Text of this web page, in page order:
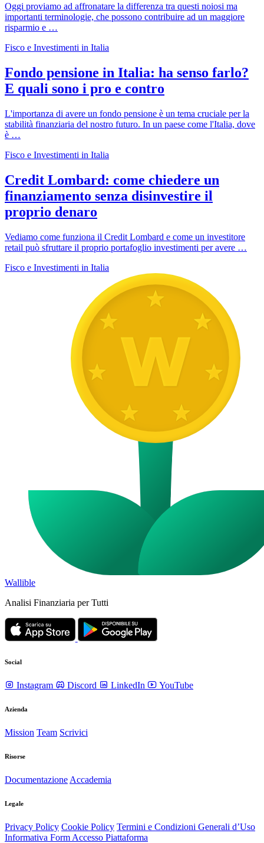
Oggi proviamo ad affronatare la differenza tra questi noiosi ma
importanti terminologie, che possono contribuire ad un maggiore
risparmio e …
Fisco e Investimenti in Italia
Fondo pensione in Italia: ha senso farlo?
E quali sono i pro e contro
L'importanza di avere un fondo pensione è un tema cruciale per la
stabilità finanziaria del nostro futuro. In un paese come l'Italia, dove
è …
Fisco e Investimenti in Italia
Credit Lombard: come chiedere un
finanziamento senza disinvestire il
proprio denaro
Vediamo come funziona il Credit Lombard e come un investitore
retail può sfruttare il proprio portafoglio investimenti per avere …
Fisco e Investimenti in Italia
Wallible
Analisi Finanziaria per Tutti
Social
Instagram Discord LinkedIn YouTube
Azienda
Mission Team Scrivici
Risorse
Documentazione Accademia
Legale
Privacy Policy Cookie Policy Termini e Condizioni Generali d’Uso
Informativa Form Accesso Piattaforma